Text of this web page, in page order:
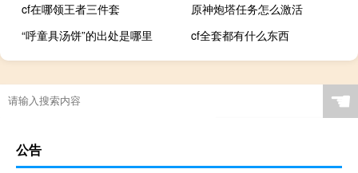
cf在哪领王者三件套
原神炮塔任务怎么激活
“呼童具汤饼”的出处是哪里
cf全套都有什么东西
☚
公告